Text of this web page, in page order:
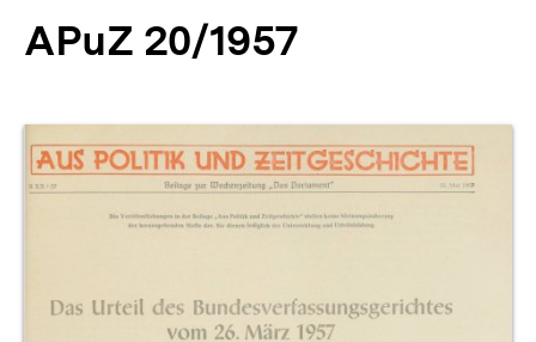
APuZ 20/1957
Produktvorschau